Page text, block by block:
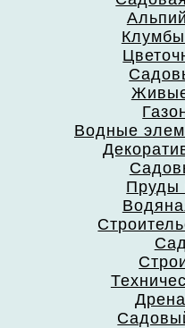
Клумбы
Водные
Пруды